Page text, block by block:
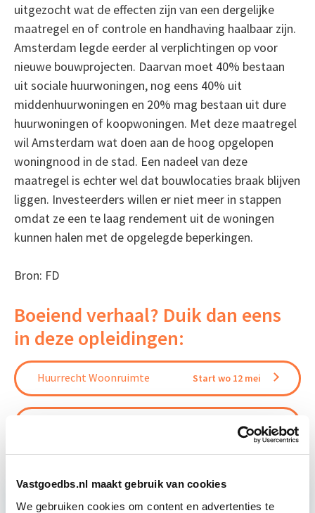
Vastgoedbs.nl maakt gebruik van cookies
We gebruiken cookies om content en advertenties te
uitgezocht wat de effecten zijn van een dergelijke
maatregel en of controle en handhaving haalbaar zijn.
Amsterdam legde eerder al verplichtingen op voor
nieuwe bouwprojecten. Daarvan moet 40% bestaan
uit sociale huurwoningen, nog eens 40% uit
middenhuurwoningen en 20% mag bestaan uit dure
huurwoningen of koopwoningen. Met deze maatregel
wil Amsterdam wat doen aan de hoog opgelopen
woningnood in de stad. Een nadeel van deze
maatregel is echter wel dat bouwlocaties braak blijven
liggen. Investeerders willen er niet meer in stappen
omdat ze een te laag rendement uit de woningen
kunnen halen met de opgelegde beperkingen.
Bron: FD
Boeiend verhaal? Duik dan eens
in deze opleidingen:
Huurrecht Woonruimte Start wo 12 mei
Start wo 9 jun